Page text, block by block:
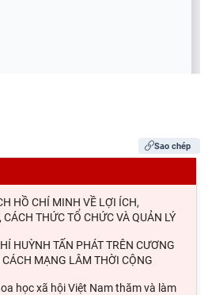
Sao chép
HỒ CHÍ MINH VỀ LỢI ÍCH,
CÁCH THỨC TỔ CHỨC VÀ QUẢN LÝ
HUỲNH TẤN PHÁT TRÊN CƯƠNG
MẠNG LÂM THỜI CỘNG
học xã hội Việt Nam thăm và làm